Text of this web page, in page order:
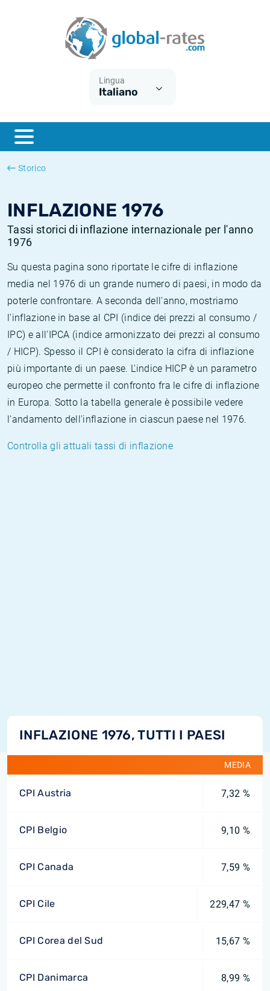
Lingua
Italiano
Storico
INFLAZIONE 1976
Tassi storici di inflazione internazionale per l'anno
1976
Su questa pagina sono riportate le cifre di inflazione
media nel 1976 di un grande numero di paesi, in modo da
poterle confrontare. A seconda dell'anno, mostriamo
l'inflazione in base al CPI (indice dei prezzi al consumo /
IPC) e all'IPCA (indice armonizzato dei prezzi al consumo
/ HICP). Spesso il CPI è considerato la cifra di inflazione
più importante di un paese. L'indice HICP è un parametro
europeo che permette il confronto fra le cifre di inflazione
in Europa. Sotto la tabella generale è possibile vedere
l'andamento dell'inflazione in ciascun paese nel 1976.
Controlla gli attuali tassi di inflazione
INFLAZIONE 1976, TUTTI I PAESI
MEDIA
CPI Austria 7,32 %
CPI Belgio 9,10 %
CPI Canada 7,59 %
CPI Cile 229,47 %
CPI Corea del Sud 15,67 %
CPI Danimarca 8,99 %
ESTER
SONIA
Cos'è l'inflazione CPI?
Cos'è l'inflazione HICP?
Inflazione Italia
Inflazione Stati Uniti
Tassi storici Euribor
Tassi storici di SONIA
Tassi storici di TONAR
Calcolatore dell’inflazione